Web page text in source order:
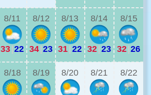
8/11
33|22
8/12
34|23
8/13
31|22
8/14
32|23
8/15
32|26
8/18 8/19 8/20 8/21 8/22